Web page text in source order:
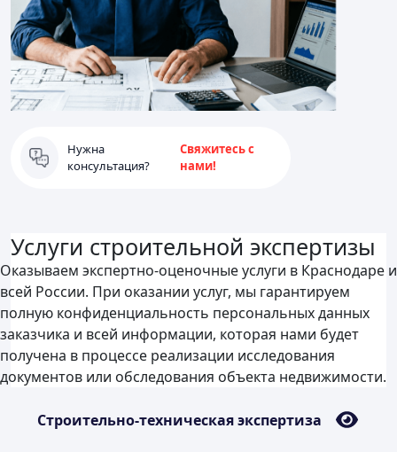
Нужна
консультация?
Свяжитесь с
нами!
Услуги строительной экспертизы
Оказываем экспертно-оценочные услуги в Краснодаре и
всей России. При оказании услуг, мы гарантируем
полную конфиденциальность персональных данных
заказчика и всей информации, которая нами будет
получена в процессе реализации исследования
документов или обследования объекта недвижимости.
Строительно-техническая экспертиза